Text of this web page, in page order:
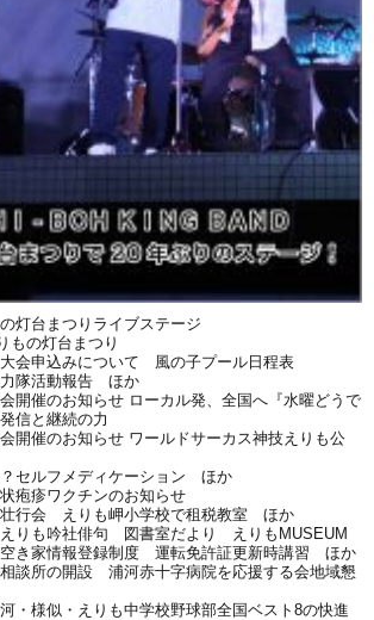
灯台まつりライブステージ
もの灯台まつり
会申込みについて 風の子プール日程表
隊活動報告 ほか
開催のお知らせ ローカル発、全国へ『水曜どうで
信と継続の力
開催のお知らせ ワールドサーカス神技えりも公
？セルフメディケーション ほか
疱疹ワクチンのお知らせ
壮行会 えりも岬小学校で租税教室 ほか
りも吟社俳句 図書室だより えりもMUSEUM
き家情報登録制度 運転免許証更新時講習 ほか
談所の開設 浦河赤十字病院を応援する会地域懇
・様似・えりも中学校野球部全国ベスト8の快進